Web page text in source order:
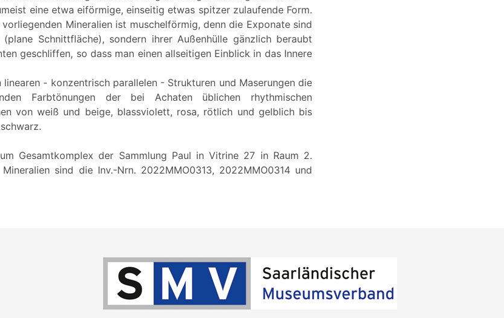
eine etwa eiförmige, einseitig etwas spitzer zulaufende Form.
Mineralien ist muschelförmig, denn die Exponate sind
Schnittfläche), sondern ihrer Außenhülle gänzlich beraubt
geschliffen, so dass man einen allseitigen Einblick in das Innere
- konzentrisch parallelen - Strukturen und Maserungen die
Farbtönungen der bei Achaten üblichen rhythmischen
von weiß und beige, blassviolett, rosa, rötlich und gelblich bis
Gesamtkomplex der Sammlung Paul in Vitrine 27 in Raum 2.
sind die Inv.-Nrn. 2022MMO0313, 2022MMO0314 und